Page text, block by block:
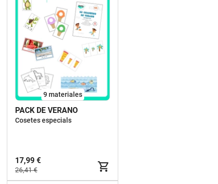
9 materiales
PACK DE VERANO
Cosetes especials
17,99 €
26,41 €